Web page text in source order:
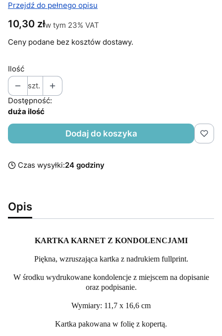
Przejdź do pełnego opisu
Cena
10,30 złw tym 23% VAT
w tym 23% VAT
Ceny podane bez kosztów dostawy.
Ilość
szt.
Dostępność:
duża ilość
Dodaj do koszyka
Czas wysyłki:24 godziny
Opis
KARTKA KARNET Z KONDOLENCJAMI
Piękna, wzruszająca kartka z nadrukiem fullprint.
W środku wydrukowane kondolencje z miejscem na dopisanie
oraz podpisanie.
Wymiary: 11,7 x 16,6 cm
Kartka pakowana w folię z kopertą.